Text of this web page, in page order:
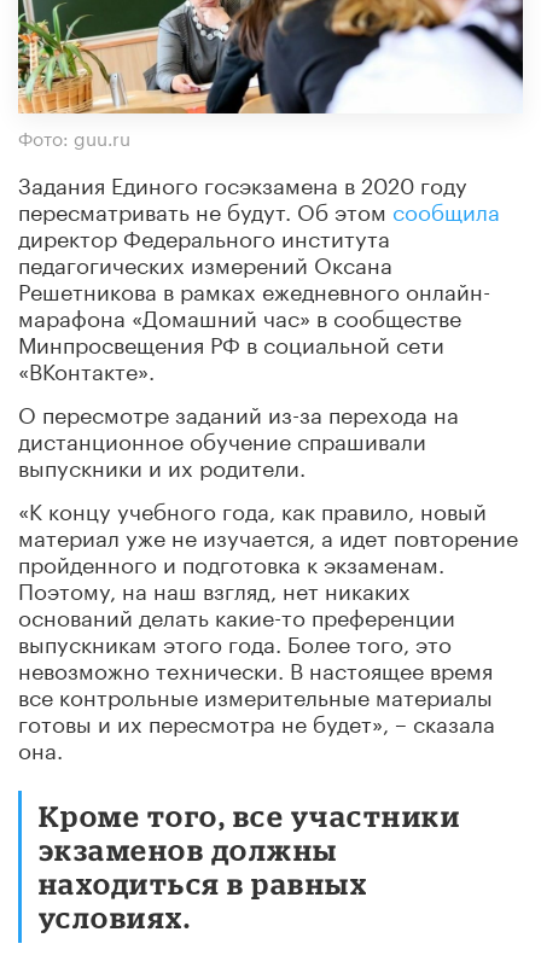
Фото: guu.ru
Задания Единого госэкзамена в 2020 году
пересматривать не будут. Об этом сообщила
директор Федерального института
педагогических измерений Оксана
Решетникова в рамках ежедневного онлайн-
марафона «Домашний час» в сообществе
Минпросвещения РФ в социальной сети
«ВКонтакте».
О пересмотре заданий из-за перехода на
дистанционное обучение спрашивали
выпускники и их родители.
«К концу учебного года, как правило, новый
материал уже не изучается, а идет повторение
пройденного и подготовка к экзаменам.
Поэтому, на наш взгляд, нет никаких
оснований делать какие-то преференции
выпускникам этого года. Более того, это
невозможно технически. В настоящее время
все контрольные измерительные материалы
готовы и их пересмотра не будет», – сказала
она.
Кроме того, все участники
экзаменов должны
находиться в равных
условиях.